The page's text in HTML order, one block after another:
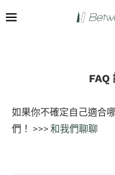
FAQ
如果你不確定自己適合
們！ >>> 和我們聊聊